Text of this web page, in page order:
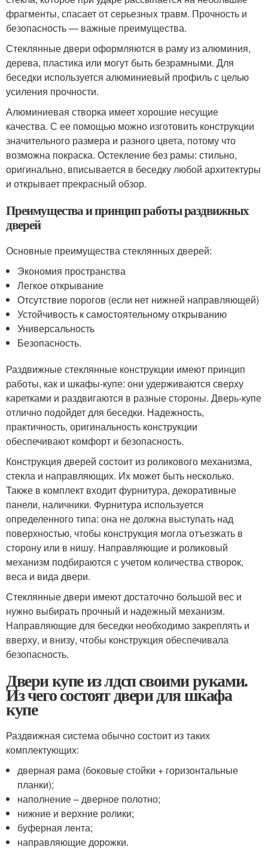
фрагменты, спасает от серьезных травм. Прочность и
безопасность — важные преимущества.
Стеклянные двери оформляются в раму из алюминия,
дерева, пластика или могут быть безрамными. Для
беседки используется алюминиевый профиль с целью
усиления прочности.
Алюминиевая створка имеет хорошие несущие
качества. С ее помощью можно изготовить конструкции
значительного размера и разного цвета, потому что
возможна покраска. Остекление без рамы: стильно,
оригинально, вписывается в беседку любой архитектуры
и открывает прекрасный обзор.
Преимущества и принцип работы раздвижных
дверей
Основные преимущества стеклянных дверей:
Экономия пространства
Легкое открывание
Отсутствие порогов (если нет нижней направляющей)
Устойчивость к самостоятельному открыванию
Универсальность
Безопасность.
Раздвижные стеклянные конструкции имеют принцип
работы, как и шкафы-купе: они удерживаются сверху
каретками и раздвигаются в разные стороны. Дверь-купе
отлично подойдет для беседки. Надежность,
практичность, оригинальность конструкции
обеспечивают комфорт и безопасность.
Конструкция дверей состоит из роликового механизма,
стекла и направляющих. Их может быть несколько.
Также в комплект входит фурнитура, декоративные
панели, наличники. Фурнитура используется
определенного типа: она не должна выступать над
поверхностью, чтобы конструкция могла отъезжать в
сторону или в нишу. Направляющие и роликовый
механизм подбираются с учетом количества створок,
веса и вида двери.
Стеклянные двери имеют достаточно большой вес и
нужно выбирать прочный и надежный механизм.
Направляющие для беседки необходимо закреплять и
вверху, и внизу, чтобы конструкция обеспечивала
безопасность.
Двери купе из лдсп своими руками.
Из чего состоят двери для шкафа
купе
Раздвижная система обычно состоит из таких
комплектующих:
дверная рама (боковые стойки + горизонтальные
планки);
наполнение – дверное полотно;
нижние и верхние ролики;
буферная лента;
направляющие дорожки.